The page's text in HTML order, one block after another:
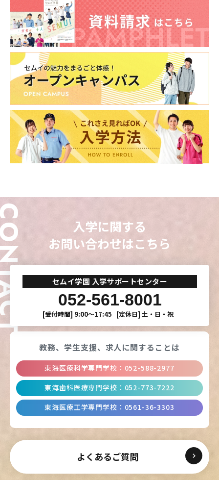
入学に関する
お問い合わせはこちら
セムイ学園 入学サポートセンター
052-561-8001
[受付時間] 9:00〜17:45 [定休日] 土・日・祝
よくあるご質問
教務、学生支援、 求人に関することは
東海医療科学専門学校 ： 052-588-2977
東海歯科医療専門学校 ： 052-773-7222
東海医療工学専門学校 ： 0561-36-3303
専門学校
東海歯科医療
専門学校
東海医療工学
専門学校
CLOSE
専門学校
東海歯科医療
専門学校
東海医療工学
専門学校
CLOSE
専門学校
東海歯科医療
専門学校
東海医療工学
専門学校
CLOSE
専門学校
東海歯科医療
専門学校
東海医療工学
専門学校
CLOSE